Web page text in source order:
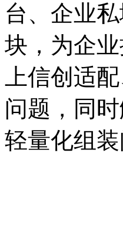
台、企业
块，为企
上信创适
问题，同
轻量化组装